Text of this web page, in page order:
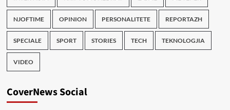
NJOFTIME OPINION PERSONALITETE REPORTAZH
SPECIALE SPORT STORIES TECH TEKNOLOGJIA
VIDEO
CoverNews Social